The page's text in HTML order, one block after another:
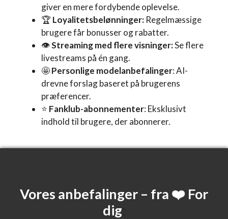
giver en mere fordybende oplevelse.
🏆 Loyalitetsbelønninger: Regelmæssige
brugere får bonusser og rabatter.
👁️Streaming med flere visninger:Se flere
livestreams på én gang.
🤩Personlige modelanbefalinger: AI-
drevne forslag baseret på brugerens
præferencer.
⭐ Fanklub-abonnementer: Eksklusivt
indhold til brugere, der abonnerer.
Vores anbefalinger – fra ❤️ For
dig